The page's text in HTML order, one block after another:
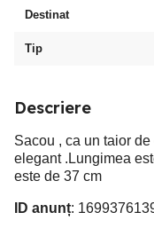
Destinat
Tip
Descriere
Sacou , ca un taior
elegant .Lungimea
este de 37 cm
ID anunț: